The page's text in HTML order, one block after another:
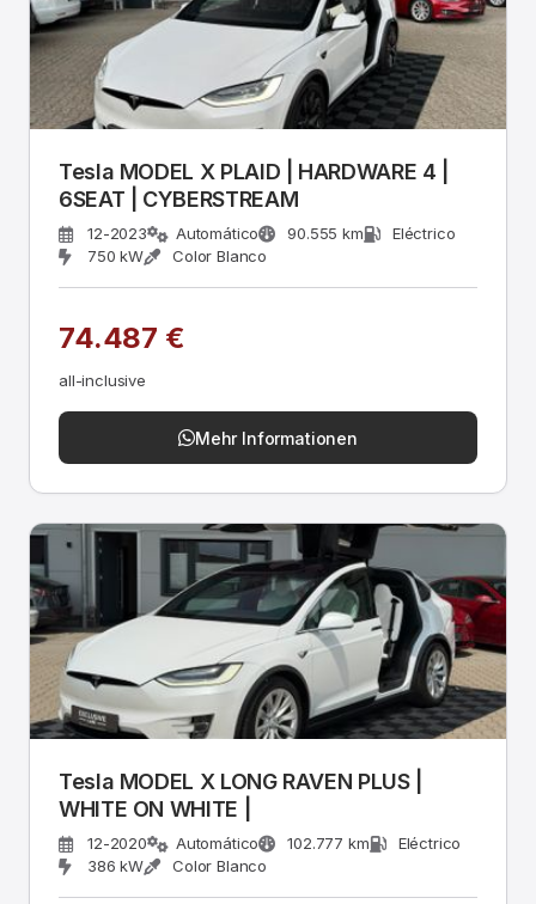
Tesla MODEL X PLAID | HARDWARE 4 |
6SEAT | CYBERSTREAM
12-2023 Automático 90.555 km
Eléctrico
750 kW
Color Blanco
74.487 €
all-inclusive
Mehr Informationen
Tesla MODEL X LONG RAVEN PLUS |
WHITE ON WHITE |
12-2020 Automático 102.777 km
Eléctrico
386 kW
Color Blanco